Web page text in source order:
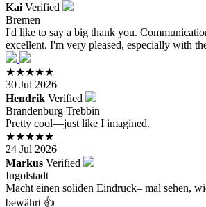
Kai Verified
Bremen
I'd like to say a big thank you.
excellent. I'm very pleased, especially with
★★★★★
30 Jul 2026
Hendrik Verified
Brandenburg Trebbin
Pretty cool—just like I imagined.
★★★★★
24 Jul 2026
Markus Verified
Ingolstadt
Macht einen soliden Eindruck– mal sehen,
bewährt 👍